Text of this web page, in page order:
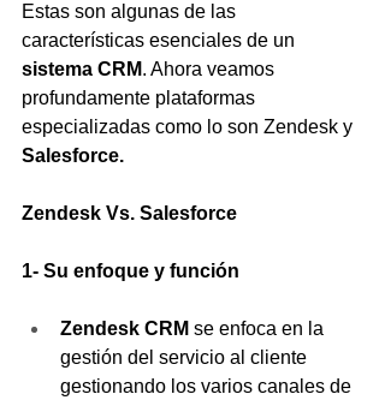
Estas son algunas de las
características esenciales de un
sistema CRM. Ahora veamos
profundamente plataformas
especializadas como lo son Zendesk y
Salesforce.
Zendesk Vs. Salesforce
1- Su enfoque y función
Zendesk CRM se enfoca en la
gestión del servicio al cliente
gestionando los varios canales de